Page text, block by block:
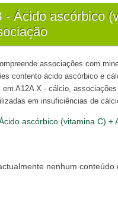
- Ácido ascórbico
associações com
contento ácido ascórbico e
A12A X - cálcio,
em insuficiências de
ascórbico (vitamina C) +
nenhum conteúdo